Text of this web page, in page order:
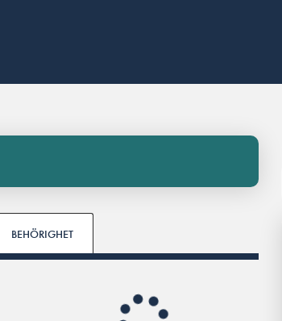
BEHÖRIGHET